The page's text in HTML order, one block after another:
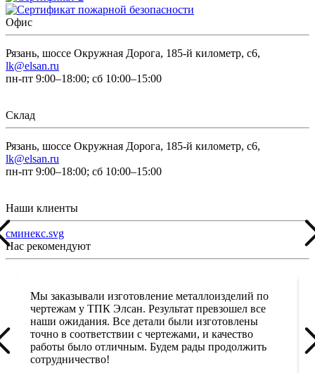
Офис
Рязань, шоссе Окружная Дорога, 185-й километр, с6,
lk@elsan.ru
пн-пт 9:00–18:00; сб 10:00–15:00
Склад
Рязань, шоссе Окружная Дорога, 185-й километр, с6,
lk@elsan.ru
пн-пт 9:00–18:00; сб 10:00–15:00
Наши клиенты
сминекс.svg
Нас рекомендуют
Мы заказывали изготовление металлоизделий по
чертежам у ТПК Элсан. Результат превзошел все
наши ожидания. Все детали были изготовлены
точно в соответствии с чертежами, и качество
работы было отличным. Будем рады продолжить
сотрудничество!